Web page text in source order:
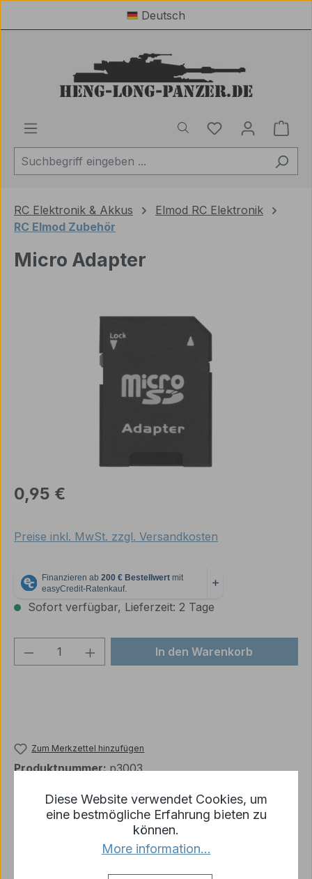
Zum Hauptinhalt springenDeutsch
Du hast 0
RC Elektronik & Akkus
Elmod RC Elektronik
RC Elmod Zubehör
Micro Adapter
Bildergalerie überspringen
Regulärer Preis:
0,95 €
Preise inkl. MwSt. zzgl. Versandkosten
Sofort verfügbar, Lieferzeit: 2 Tage
Produkt Anzahl: Gib denIn den Warenkorb
Zum Merkzettel hinzufügen
Produktnummer:p3003
1 x Micro Adapter
Diese Website verwendet Cookies, um
eine bestmögliche Erfahrung bieten zu
können.
More information...